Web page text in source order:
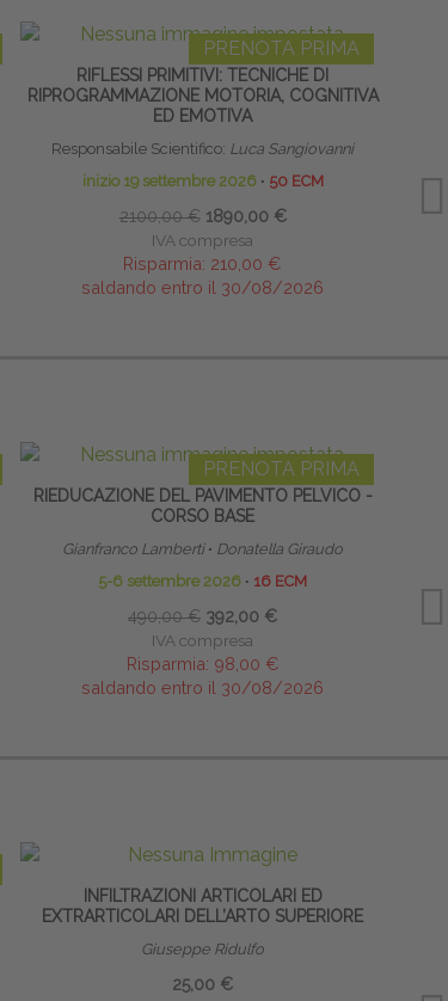
PRENOTA PRIMA
RIFLESSI PRIMITIVI: TECNICHE DI
RIPROGRAMMAZIONE MOTORIA, COGNITIVA
ED EMOTIVA
Responsabile Scientifico: Luca Sangiovanni
inizio 19 settembre 2026 ∙ 50 ECM
2100,00 € 1890,00 €
IVA compresa
Risparmia: 210,00 €
saldando entro il 30/08/2026
PRENOTA PRIMA
RIEDUCAZIONE DEL PAVIMENTO PELVICO -
CORSO BASE
Gianfranco Lamberti ∙ Donatella Giraudo
5-6 settembre 2026 ∙ 16 ECM
490,00 € 392,00 €
IVA compresa
Risparmia: 98,00 €
saldando entro il 30/08/2026
INFILTRAZIONI ARTICOLARI ED
EXTRARTICOLARI DELL’ARTO SUPERIORE
Giuseppe Ridulfo
25,00 €